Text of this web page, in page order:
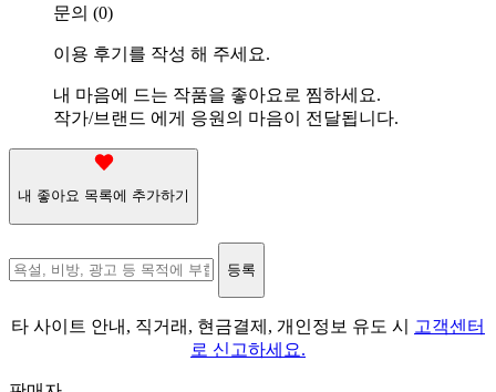
문의 (0)
이용 후기를 작성 해 주세요.
내 마음에 드는 작품을 좋아요로 찜하세요.
작가/브랜드 에게 응원의 마음이 전달됩니다.
내 좋아요 목록에 추가하기
등록
타 사이트 안내, 직거래, 현금결제, 개인정보 유도 시
고객센터
로 신고하세요.